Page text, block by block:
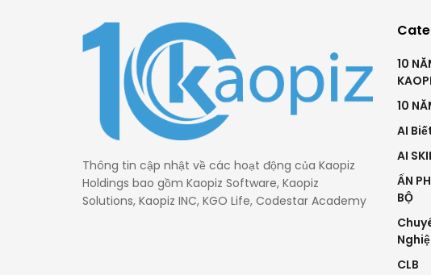
Thông tin cập nhật về các hoạt động của Kaopiz
Holdings bao gồm Kaopiz Software, Kaopiz
Solutions, Kaopiz INC, KGO Life, Codestar Academy
10
10
AI
AI
ẤN
BỘ
CLB